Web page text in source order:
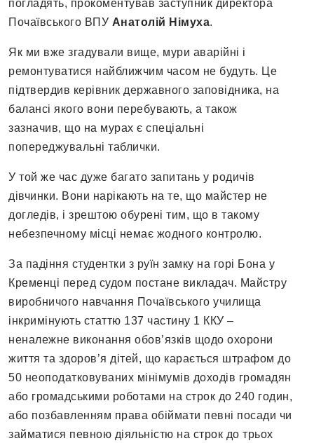
погладять, прокоментував заступник директора
Почаївського ВПУ Анатолій Німуха.
Як ми вже згадували вище, мури аварійні і
ремонтуватися найближчим часом не будуть. Це
підтвердив керівник державного заповідника, на
балансі якого вони перебувають, а також
зазначив, що на мурах є спеціальні
попереджувальні таблички.
У той же час дуже багато запитань у родичів
дівчинки. Вони нарікають на те, що майстер не
догледів, і зрештою обурені тим, що в такому
небезпечному місці немає жодного контролю.
За падіння студентки з руїн замку на горі Бона у
Кременці перед судом постане викладач. Майстру
виробничого навчання Почаївського училища
інкримінують статтю 137 частину 1 ККУ –
неналежне виконання обов’язків щодо охорони
життя та здоров’я дітей, що карається штрафом до
50 неоподатковуваних мінімумів доходів громадян
або громадськими роботами на строк до 240 годин,
або позбавленням права обіймати певні посади чи
займатися певною діяльністю на строк до трьох